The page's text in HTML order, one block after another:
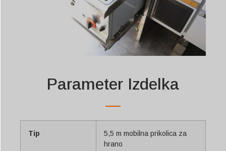
Parameter Izdelka
Tip
5,5 m mobilna prikolica za
hrano